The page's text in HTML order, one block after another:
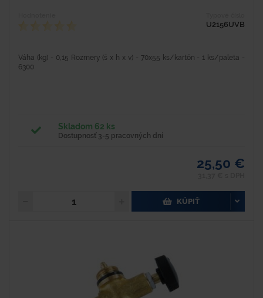
U2156UVB
Váha (kg) - 0,15 Rozmery (š x h x v) - 70x55 ks/kartón - 1 ks/paleta -
6300
Skladom 62 ks
Dostupnosť 3-5 pracovných dní
25,50 €
KÚPIŤ